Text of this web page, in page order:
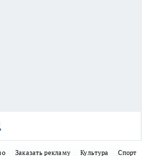
Заказать рекламу Культура Спорт